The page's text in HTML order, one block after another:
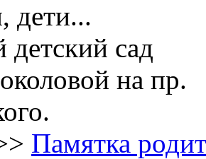
дети...
Памятка